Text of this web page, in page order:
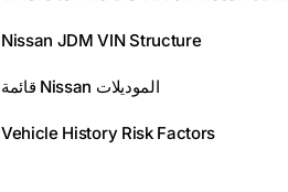
Nissan JDM VIN Structure
قائمة Nissan الموديلات
Vehicle History Risk Factors